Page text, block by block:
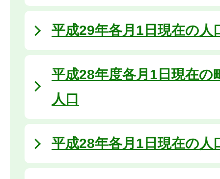
平成29年各月1日現在の人
平成28年度各月1日現在の
人口
平成28年各月1日現在の人